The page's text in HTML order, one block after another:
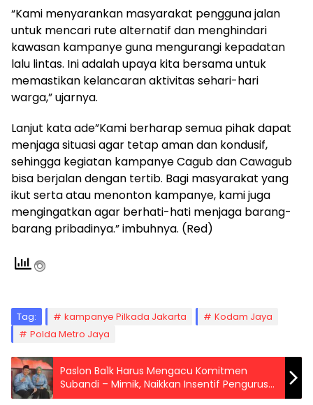
“Kami menyarankan masyarakat pengguna jalan
untuk mencari rute alternatif dan menghindari
kawasan kampanye guna mengurangi kepadatan
lalu lintas. Ini adalah upaya kita bersama untuk
memastikan kelancaran aktivitas sehari-hari
warga,” ujarnya.
Lanjut kata ade”Kami berharap semua pihak dapat
menjaga situasi agar tetap aman dan kondusif,
sehingga kegiatan kampanye Cagub dan Cawagub
bisa berjalan dengan tertib. Bagi masyarakat yang
ikut serta atau menonton kampanye, kami juga
mengingatkan agar berhati-hati menjaga barang-
barang pribadinya.” imbuhnya. (Red)
Tag: kampanye Pilkada Jakarta
Kodam Jaya
Polda Metro Jaya
Paslon Ba1k Harus Mengacu Komitmen
Subandi – Mimik, Naikkan Insentif Pengurus
BPD, RW dan RT